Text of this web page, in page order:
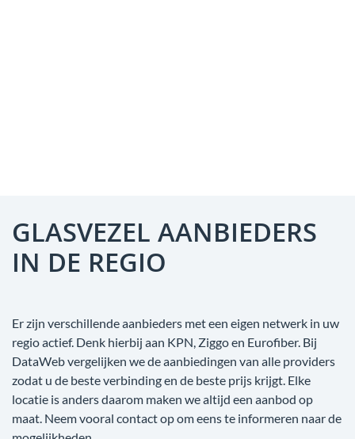
GLASVEZEL AANBIEDERS
IN DE REGIO
Er zijn verschillende aanbieders met een eigen netwerk in uw
regio actief. Denk hierbij aan KPN, Ziggo en Eurofiber. Bij
DataWeb vergelijken we de aanbiedingen van alle providers
zodat u de beste verbinding en de beste prijs krijgt. Elke
locatie is anders daarom maken we altijd een aanbod op
maat. Neem vooral contact op om eens te informeren naar de